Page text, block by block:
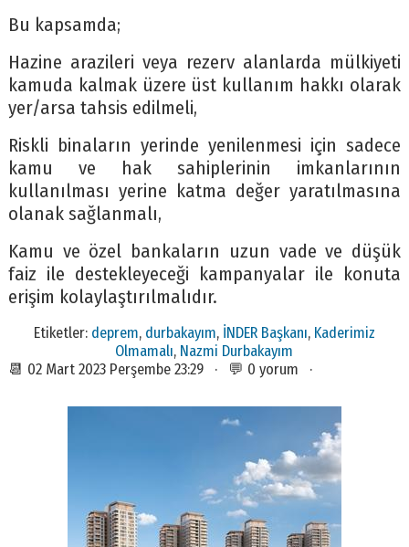
Bu kapsamda;
Hazine arazileri veya rezerv alanlarda mülkiyeti
kamuda kalmak üzere üst kullanım hakkı olarak
yer/arsa tahsis edilmeli,
Riskli binaların yerinde yenilenmesi için sadece
kamu ve hak sahiplerinin imkanlarının
kullanılması yerine katma değer yaratılmasına
olanak sağlanmalı,
Kamu ve özel bankaların uzun vade ve düşük
faiz ile destekleyeceği kampanyalar ile konuta
erişim kolaylaştırılmalıdır.
Etiketler: deprem, durbakayım, İNDER Başkanı, Kaderimiz
Olmamalı, Nazmi Durbakayım
📆 02 Mart 2023 Perşembe 23:29 · 💬 0 yorum ·